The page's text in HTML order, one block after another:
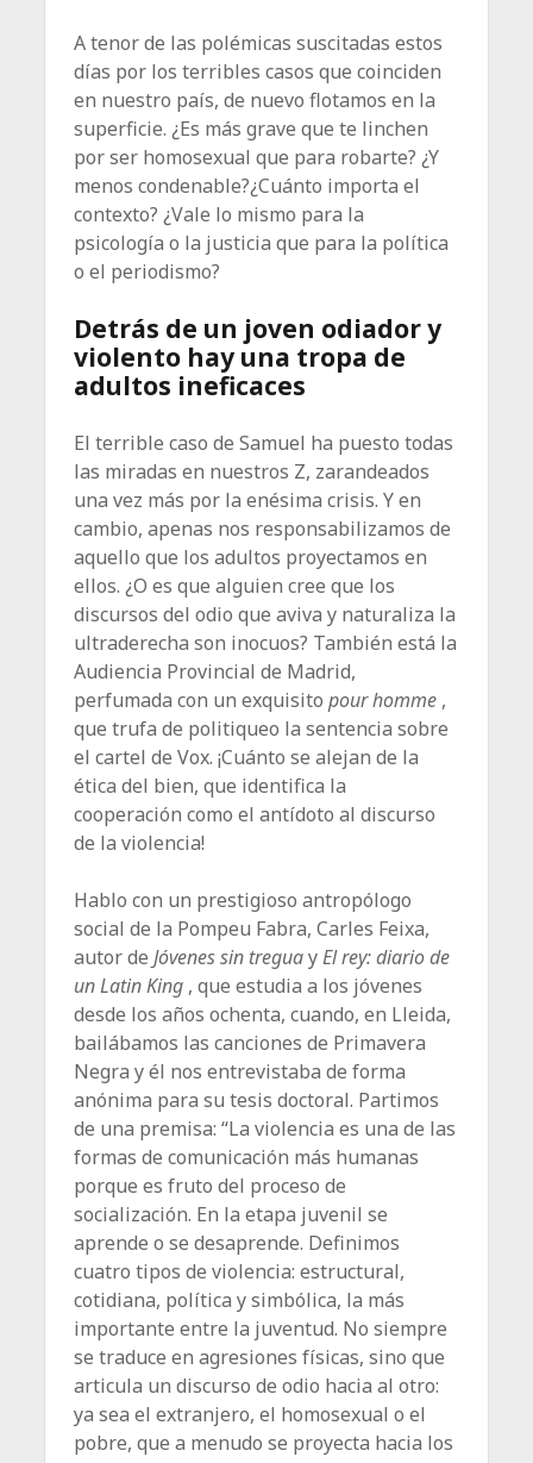
A tenor de las polémicas suscitadas estos
días por los terribles casos que coinciden
en nuestro país, de nuevo flotamos en la
superficie. ¿Es más grave que te linchen
por ser homosexual que para robarte? ¿Y
menos condenable?¿Cuánto importa el
contexto? ¿Vale lo mismo para la
psicología o la justicia que para la política
o el periodismo?
Detrás de un joven odiador y
violento hay una tropa de
adultos ineficaces
El terrible caso de Samuel ha puesto todas
las miradas en nuestros Z, zarandeados
una vez más por la enésima crisis. Y en
cambio, apenas nos responsabilizamos de
aquello que los adultos proyectamos en
ellos. ¿O es que alguien cree que los
discursos del odio que aviva y naturaliza la
ultraderecha son inocuos? También está la
Audiencia Provincial de Madrid,
perfumada con un exquisito pour homme ,
que trufa de politiqueo la sentencia sobre
el cartel de Vox. ¡Cuánto se alejan de la
ética del bien, que identifica la
cooperación como el antídoto al discurso
de la violencia!
Hablo con un prestigioso antropólogo
social de la Pompeu Fabra, Carles Feixa,
autor de Jóvenes sin treguayEl rey: diario de
un Latin King , que estudia a los jóvenes
desde los años ochenta, cuando, en Lleida,
bailábamos las canciones de Primavera
Negra y él nos entrevistaba de forma
anónima para su tesis doctoral. Partimos
de una premisa: “La violencia es una de las
formas de comunicación más humanas
porque es fruto del proceso de
socialización. En la etapa juvenil se
aprende o se desaprende. Definimos
cuatro tipos de violencia: estructural,
cotidiana, política y simbólica, la más
importante entre la juventud. No siempre
se traduce en agresiones físicas, sino que
articula un discurso de odio hacia al otro:
ya sea el extranjero, el homosexual o el
pobre, que a menudo se proyecta hacia los